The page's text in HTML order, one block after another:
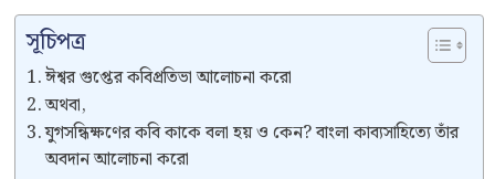
সূচিপত্র
ঈশ্বর গুপ্তের কবিপ্রতিভা আলোচনা করো
অথবা,
যুগসন্ধিক্ষণের কবি কাকে বলা হয় ও কেন? বাংলা কাব্যসাহিত্যে তাঁর
অবদান আলোচনা করো